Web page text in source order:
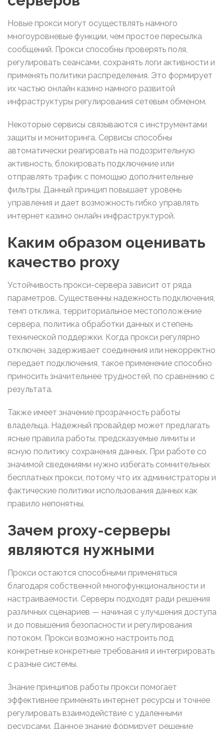
Новые прокси могут осуществлять намного
многоуровневые функции, чем простое пересылка
сообщений. Прокси способны проверять поля,
регулировать сеансами, сохранять логи активности и
применять политики распределения. Это формирует
их частью онлайн казино намного развитой
инфраструктуры регулирования сетевым обменом.
Некоторые сервисы связываются с инструментами
защиты и мониторинга. Сервисы способны
автоматически реагировать на подозрительную
активность, блокировать подключение или
отправлять трафик с помощью дополнительные
фильтры. Данный принцип повышает уровень
управления и дает возможность гибко управлять
интернет казино онлайн инфраструктурой.
Каким образом оценивать
качество proxy
Устойчивость прокси-сервера зависит от ряда
параметров. Существенны надежность подключения,
темп отклика, территориальное местоположение
сервера, политика обработки данных и степень
технической поддержки. Когда прокси регулярно
отключен, задерживает соединения или некорректно
передает подключения, такое применение способно
приносить значительнее трудностей, по сравнению с
результата.
Также имеет значение прозрачность работы
владельца. Надежный провайдер может предлагать
ясные правила работы, предсказуемые лимиты и
ясную политику сохранения данных. При работе со
значимой сведениями нужно избегать сомнительных
бесплатных прокси, потому что их администраторы и
фактические политики использования данных как
правило непонятны.
Зачем proxy-серверы
являются нужными
Прокси остаются способными применяться
благодаря собственной многофункциональности и
настраиваемости. Серверы подходят ради решения
различных сценариев — начиная с улучшения доступа
и до повышения безопасности и регулирования
потоком. Прокси возможно настроить под
конкретные конкретные требования и интегрировать
с разные системы.
Знание принципов работы прокси помогает
эффективнее применять интернет ресурсы и точнее
регулировать взаимодействие с удаленными
ресурсами. Данное знание формирует решение